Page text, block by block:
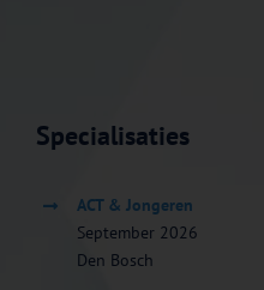
Specialisaties
ACT & Jongeren
September 2026
Den Bosch